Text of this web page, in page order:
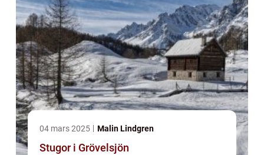
04 mars 2025 Malin Lindgren
Stugor i Grövelsjön